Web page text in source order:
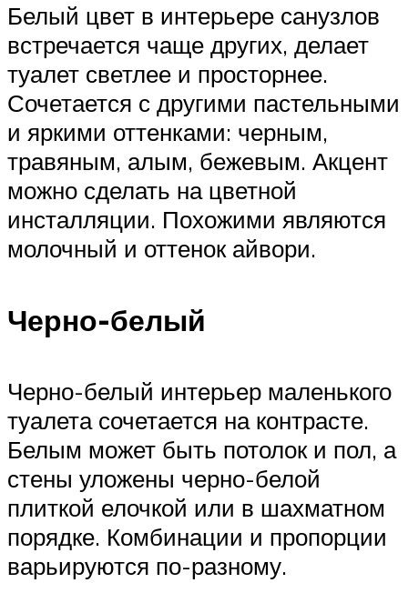
Белый цвет в интерьере санузлов
встречается чаще других, делает
туалет светлее и просторнее.
Сочетается с другими пастельными
и яркими оттенками: черным,
травяным, алым, бежевым. Акцент
можно сделать на цветной
инсталляции. Похожими являются
молочный и оттенок айвори.
Черно-белый
Черно-белый интерьер маленького
туалета сочетается на контрасте.
Белым может быть потолок и пол, а
стены уложены черно-белой
плиткой елочкой или в шахматном
порядке. Комбинации и пропорции
варьируются по-разному.